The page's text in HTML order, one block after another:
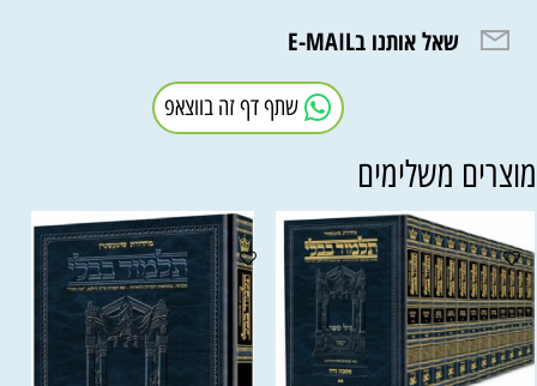
שאל אותנו בE-MAIL
שתף דף זה בווצאפ
משלימים